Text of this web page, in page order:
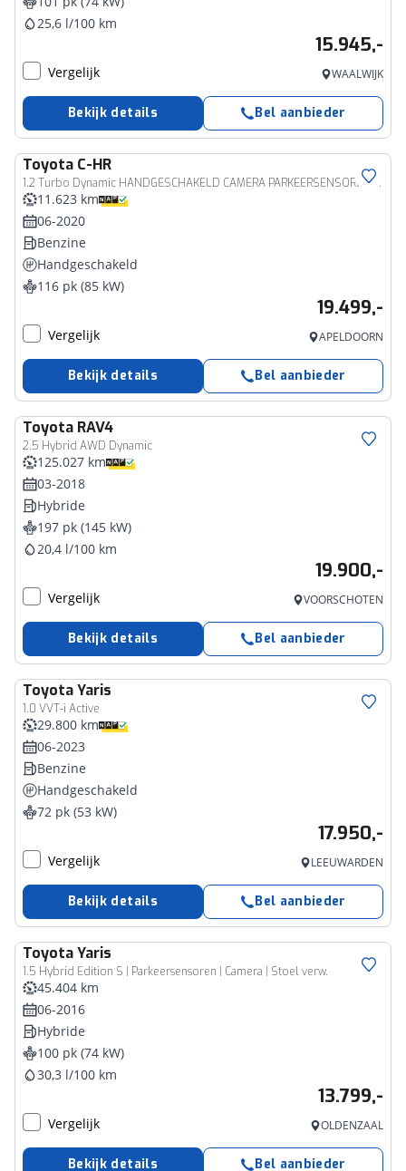
25,6 l/100 km
15.945,-
Vergelijk WAALWIJK
Bekijk details Bel aanbieder
Toyota C-HR
1.2 Turbo Dynamic HANDGESCHAKELD CAMERA PARKEERSENSOREN 1e-EIGENAAR NL-AUTO
11.623 km
06-2020
Benzine
Handgeschakeld
116 pk (85 kW)
19.499,-
Vergelijk APELDOORN
Bekijk details Bel aanbieder
Toyota RAV4
2.5 Hybrid AWD Dynamic
125.027 km
03-2018
Hybride
197 pk (145 kW)
20,4 l/100 km
19.900,-
Vergelijk VOORSCHOTEN
Bekijk details Bel aanbieder
ToyotaYaris
1.0 VVT-i Active
29.800 km
06-2023
Benzine
Handgeschakeld
72 pk (53 kW)
17.950,-
Vergelijk LEEUWARDEN
Bekijk details Bel aanbieder
ToyotaYaris
1.5 Hybrid Edition S | Parkeersensoren | Camera | Stoel verw.
45.404 km
06-2016
Hybride
100 pk (74 kW)
30,3 l/100 km
13.799,-
Vergelijk OLDENZAAL
Bekijk details Bel aanbieder